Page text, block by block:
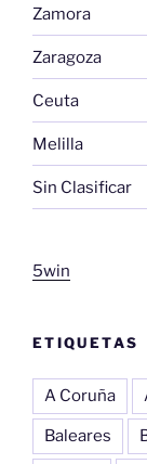
Zamora
Zaragoza
Ceuta
Melilla
Sin Clasificar
5win
ETIQUETAS
A Coruña
Baleares